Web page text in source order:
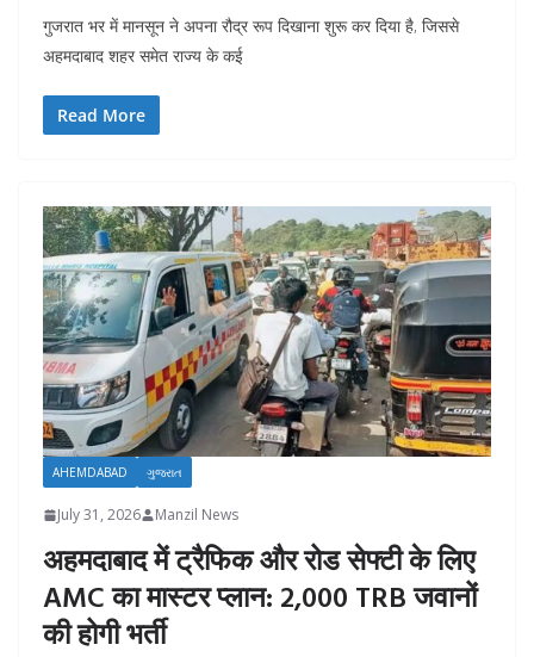
गुजरात भर में मानसून ने अपना रौद्र रूप दिखाना शुरू कर दिया है, जिससे
अहमदाबाद शहर समेत राज्य के कई
Read More
AHEMDABAD ગુજરાત
July 31, 2026 Manzil News
अहमदाबाद में ट्रैफिक और रोड सेफ्टी के लिए
AMC का मास्टर प्लान: 2,000 TRB जवानों
की होगी भर्ती